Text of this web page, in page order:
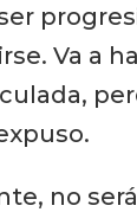
Va a
no